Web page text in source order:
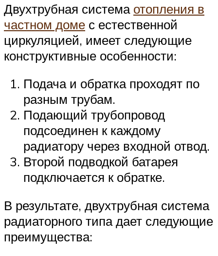
Двухтрубная система отопления в
частном доме с естественной
циркуляцией, имеет следующие
конструктивные особенности:
Подача и обратка проходят по
разным трубам.
Подающий трубопровод
подсоединен к каждому
радиатору через входной отвод.
Второй подводкой батарея
подключается к обратке.
В результате, двухтрубная система
радиаторного типа дает следующие
преимущества: